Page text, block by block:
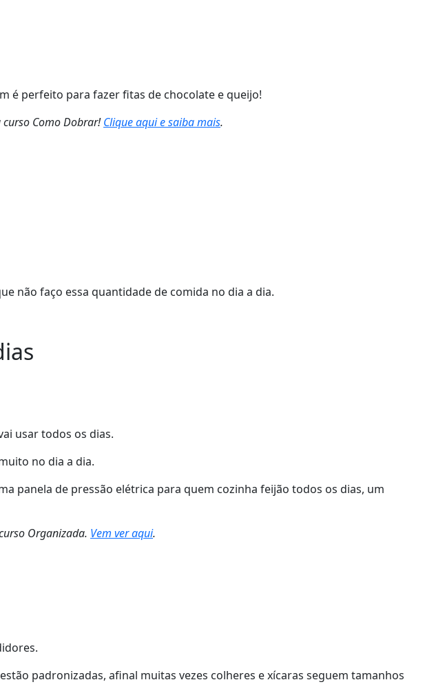
é perfeito para fazer fitas de chocolate e queijo!
Como Dobrar!Clique aqui e saiba mais.
não faço essa quantidade de comida no dia a dia.
usar todos os dias.
no dia a dia.
panela de pressão elétrica para quem cozinha feijão todos os dias, um
Organizada. Vem ver aqui.
padronizadas, afinal muitas vezes colheres e xícaras seguem tamanhos